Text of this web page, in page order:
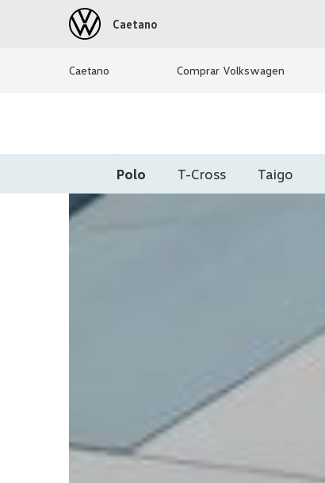
Caetano
Caetano Comprar Volkswagen
Polo T-Cross Taigo